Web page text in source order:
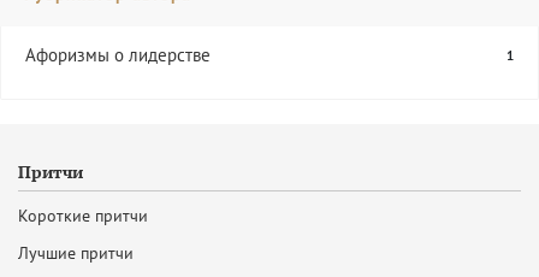
Афоризмы о лидерстве 1
Притчи
Короткие притчи
Лучшие притчи